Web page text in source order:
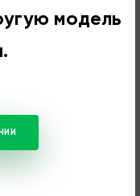
модель